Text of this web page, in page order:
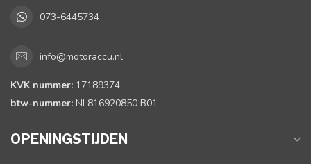
073-6445734
info@motoraccu.nl
KVK nummer: 17189374
btw-nummer: NL816920850 B01
OPENINGSTIJDEN